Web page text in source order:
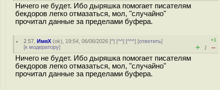
Ничего не будет. Ибо дыряшка помогает писателям
бекдоров легко отмазаться, мол, "случайно"
прочитал данные за пределами буфера.
2.57 ,ИмяХ (ok), 19:54, 06/06/2026 [^] [^^] [^^^] [ответить]
[к модератору]
+1
+ / –
Ничего не будет. Ибо дыpяшка помогает писателям
бeкдoров легко отмазаться, мол, "случайно"
прочитал данные за пределами буфера.